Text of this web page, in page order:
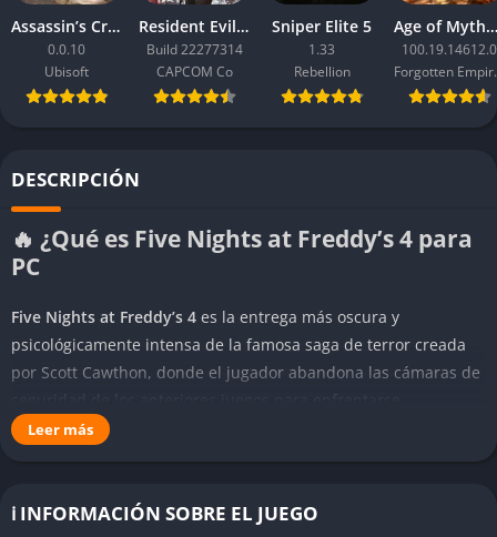
Assassin’s Creed Black Flag Resynced
0.0.10
Ubisoft
Resident Evil Requiem
Build 22277314
CAPCOM Co
Sniper Elite 5
1.33
Rebellion
Age of Mythology: Retold
100.19.14612.0
DESCRIPCIÓN
🔥 ¿Qué es Five Nights at Freddy’s 4 para
PC
Five Nights at Freddy’s 4 es la entrega más oscura y
psicológicamente intensa de la famosa saga de terror creada
por Scott Cawthon, donde el jugador abandona las cámaras de
seguridad de los anteriores juegos para enfrentarse
directamente a sus miedos dentro de una simple habitación
a las pesadillas que acechan en cada sombra y rincón del
Leer más
ℹ️ INFORMACIÓN SOBRE EL JUEGO